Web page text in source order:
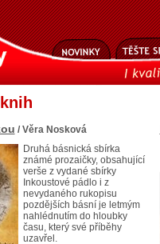
/ Věra Nosková
Druhá básnická sbírka
známé prozaičky, obsahující
verše z vydané sbírky
Inkoustové pádlo i z
nevydaného rukopisu
pozdějších básní je letmým
nahlédnutím do hloubky
času, který své příběhy
uzavřel.